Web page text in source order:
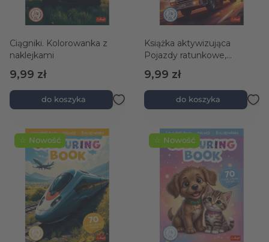
Ciągniki. Kolorowanka z
naklejkami
9,99 zł
do koszyka
Książka aktywizująca
Pojazdy ratunkowe,
kolorowanka z naklejkami
9,99 zł
do koszyka
☆ Nowość ☆ Nowość